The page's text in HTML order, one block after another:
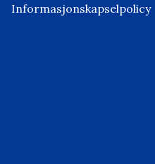
Informasjonskapselpolicy